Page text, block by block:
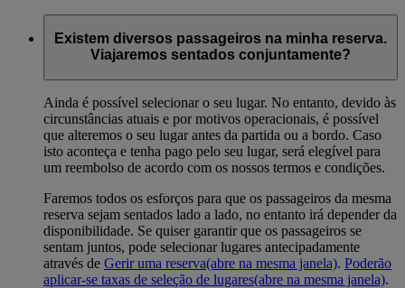
Existem diversos passageiros na minha reserva.
Viajaremos sentados conjuntamente?
Ainda é possível selecionar o seu lugar. No entanto, devido às
circunstâncias atuais e por motivos operacionais, é possível
que alteremos o seu lugar antes da partida ou a bordo. Caso
isto aconteça e tenha pago pelo seu lugar, será elegível para
um reembolso de acordo com os nossos termos e condições.
Faremos todos os esforços para que os passageiros da mesma
reserva sejam sentados lado a lado, no entanto irá depender da
disponibilidade. Se quiser garantir que os passageiros se
sentam juntos, pode selecionar lugares antecipadamente
através de Gerir uma reserva(abre na mesma janela). Poderão
aplicar-se taxas de seleção de lugares(abre na mesma janela).